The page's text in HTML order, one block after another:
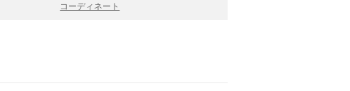
コーディネート